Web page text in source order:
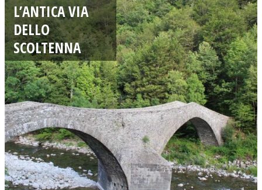
L’ANTICA VIA
DELLO
SCOLTENNA